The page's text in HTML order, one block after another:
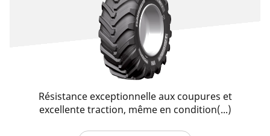
Résistance exceptionnelle aux coupures et
excellente traction, même en condition(...)